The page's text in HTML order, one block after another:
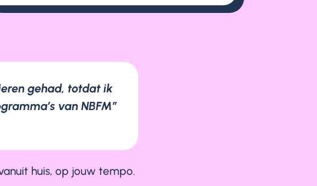
gehad, totdat ik
van NBFM”
huis, op jouw tempo.